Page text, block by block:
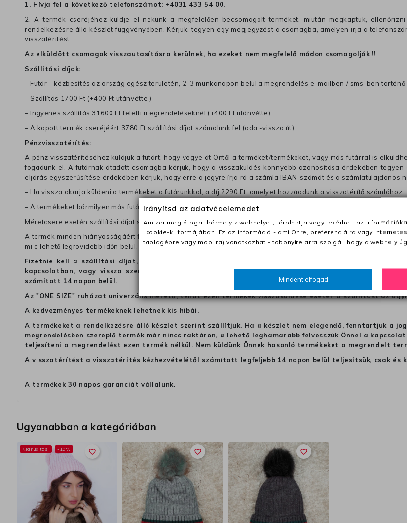
1. Hívja fel a következő telefonszámot: +4031 433 54 00.
2. A termék cseréjéhez küldje el nekünk a megfelelően becsomagolt terméket, miután megkaptuk,
rendelkezésre álló készlet függvényében. Kérjük, tegyen egy megjegyzést a csomagba, amelyen irja a
visszatéritést.
Az elküldött csomagok visszautasításra kerülnek, ha ezeket nem megfelelő módon csomagolják !!
Szállítási díjak:
– Futár - kézbesítés az ország egész területén, 2-3 munkanapon belül a megrendelés e-mailben / sms-ben
– Szállítás 1700 Ft (+400 Ft utánvéttel)
– Ingyenes szállítás 31600 Ft feletti megrendeléseknél (+400 Ft utánvétte)
– A kapott termék cseréjéért 3780 Ft szállítási díjat számolunk fel (oda -vissza út)
Pénzvisszatérítés:
A pénz visszatérítéséhez küldjük a futárt, hogy vegye át Öntől a terméket/termékeket, vagy más futárral is
fogadunk el. A futárnak átadott csomagba kérjük, hogy a visszaküldés könnyebb azonosítása érdekében
eljárás egyszerűsítése érdekében kérjük, hogy erre a jegyre írja rá a számla IBAN-számát és a számlatulajdonos
– Ha vissza akarja küldeni a termékeket a futárunkkal, a díj 2290 Ft, amelyet hozzáadunk a visszatérítő számlához.
– A termékeket bármilyen más futárral visszajuttathatja. Ebben az esetben a szállítási díjat előre meg kell fizetnie a
Méretcsere esetén szállítási díjat számitunk fel, ha nem a mi hibánk volt (ha a termék mérete nem felel meg a
A termék minden hiányosságáért felelünk. Ha valamilyen okból a terméket nem kapják meg tökéletes
mi a lehető legrövidebb időn belül, további költségek nélkül elküldjük Önnek.
Fizetnie kell a szállítási díjat, ha azt szeretné, hogy a terméket egy másik modellel cseréljük ki,
kapcsolatban, vagy vissza szeretné küldeni a terméket, hogy visszatérítsük a pénztét. Választhat
számított 14 napon belül.
Az "ONE SIZE" ruházat univerzális méretű, tehát ezen termékek visszaküldése esetén a szállítást az
A kedvezményes termékeknek lehetnek kis hibái.
A termékeket a rendelkezésre álló készlet szerint szállítjuk. Ha a készlet nem elegendő, fenntartjuk a
megrendelésben szereplő termék már nincs raktáron, a lehető leghamarabb felvesszük Önnel a
teljesíteni a megrendelést ezen termék nélkül. Nem küldünk Önnek hasonló termékeket a megrendelt
A visszatérítést a visszatérítés kézhezvételétől számított legfeljebb 14 napon belül teljesítsük, csak és
A termékek 30 napos garanciát vállalunk.
Ugyanabban a kategóriában
favorite_border
Kiárusítás! -19% favorite_border favorite_border
Irányítsd az adatvédelemedet
Amikor meglátogat bármelyik webhelyet, tárolhatja vagy lekérheti az
"cookie-k" formájában. Ez az információ - ami Önre, preferenciáira vagy
táblagépre vagy mobilra) vonatkozhat - többnyire arra szolgál, hogy a webhely
Mindent elfogad